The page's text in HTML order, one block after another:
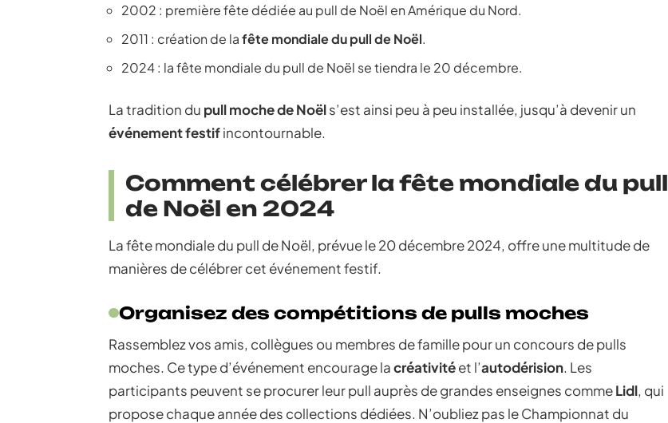
2002 : première fête dédiée au pull de Noël en Amérique du Nord.
2011 : création de lafête mondiale du pull de Noël.
2024 : la fête mondiale du pull de Noël se tiendra le 20 décembre.
La tradition du pull moche de Noëls’est ainsi peu à peu installée, jusqu’à devenir un
événement festifincontournable.
Comment célébrer la fête mondiale du pull
de Noël en 2024
La fête mondiale du pull de Noël, prévue le 20 décembre 2024, offre une multitude de
manières de célébrer cet événement festif.
Organisez des compétitions de pulls moches
Rassemblez vos amis, collègues ou membres de famille pour un concours de pulls
moches. Ce type d’événement encourage lacréativitéet l’autodérision. Les
participants peuvent se procurer leur pull auprès de grandes enseignes commeLidl, qui
propose chaque année des collections dédiées. N’oubliez pas le Championnat du